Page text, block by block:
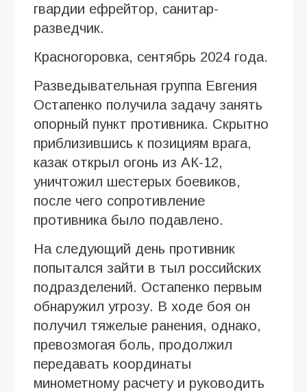
гвардии ефрейтор, санитар-
разведчик.
Красногоровка, сентябрь 2024 года.
Разведывательная группа Евгения
Остапенко получила задачу занять
опорный пункт противника. Скрытно
приблизившись к позициям врага,
казак открыл огонь из АК-12,
уничтожил шестерых боевиков,
после чего сопротивление
противника было подавлено.
На следующий день противник
попытался зайти в тыл российских
подразделений. Остапенко первым
обнаружил угрозу. В ходе боя он
получил тяжелые ранения, однако,
превозмогая боль, продолжил
передавать координаты
минометному расчету и руководить